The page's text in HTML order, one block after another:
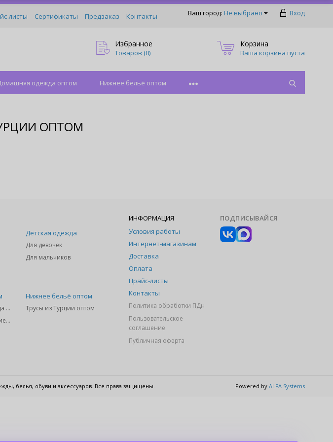
Ваш город: Не выбрано Вход
листы Сертификаты Предзаказ Контакты
Избранное
Товаров (0)
Корзина
Ваша корзина пуста
одежда оптом Нижнее бельё оптом
ОПТОМ
Детская одежда
Для девочек
Для мальчиков
Мужская домашняя одежда оптом
Женские, мужские и детские домашние костюмы оптом
Нижнее бельё оптом
Трусы из Турции оптом
ИНФОРМАЦИЯ
Условия работы
Интернет-магазинам
Доставка
Оплата
Прайс-листы
Контакты
Политика обработки ПДн
Пользовательское
соглашение
Публичная оферта
ПОДПИСЫВАЙСЯ
белья, обуви и аксессуаров. Все права защищены. Powered by ALFA Systems